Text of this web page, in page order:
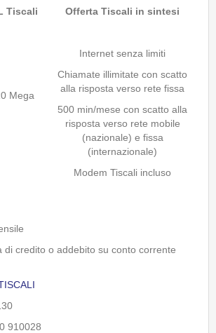
Tiscali Offerta Tiscali in sintesi
Mega
Internet senza limiti
Chiamate illimitate con scatto
alla risposta verso rete fissa
500 min/mese con scatto alla
risposta verso rete mobile
(nazionale) e fissa
(internazionale)
Modem Tiscali incluso
di credito o addebito su conto corrente
910028